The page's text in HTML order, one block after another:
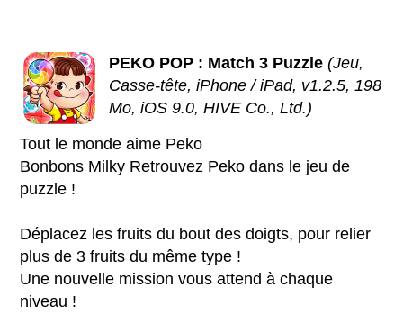
PEKO POP : Match 3 Puzzle (Jeu,
Casse-tête, iPhone / iPad, v1.2.5, 198
Mo, iOS 9.0, HIVE Co., Ltd.)
Tout le monde aime Peko
Bonbons Milky Retrouvez Peko dans le jeu de
puzzle !
Déplacez les fruits du bout des doigts, pour relier
plus de 3 fruits du même type !
Une nouvelle mission vous attend à chaque
niveau !